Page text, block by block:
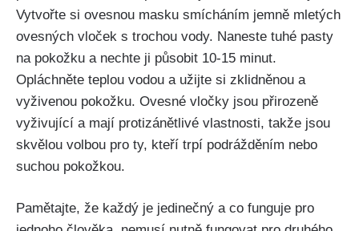
Vytvořte ⁢si ovesnou masku smícháním⁢ jemně‍ mletých
ovesných vloček​ s trochou vody. Naneste tuhé pasty
na pokožku a nechte ‍ji působit‌ 10-15 minut.
Opláchněte teplou vodou‍ a užijte si zklidněnou a
vyživenou pokožku. Ovesné vločky jsou přirozeně
vyživující a mají protizánětlivé vlastnosti, takže jsou⁢
skvělou volbou pro ty, ​kteří trpí podrážděním ⁢nebo
⁢suchou⁢ pokožkou.
Pamětajte, že každý je‌ jedinečný a​ co funguje pro